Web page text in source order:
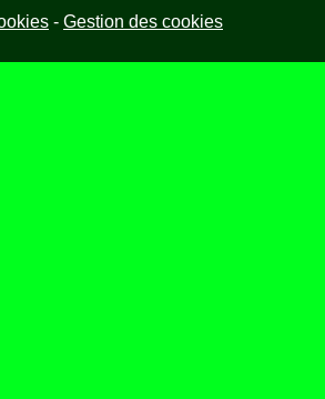
Gestion des cookies